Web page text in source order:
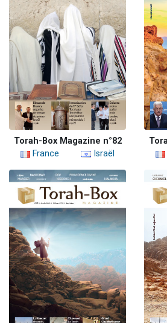
Torah-Box Magazine n°82
France
Israël